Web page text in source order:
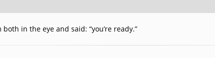
in the eye and said: “you’re ready.”